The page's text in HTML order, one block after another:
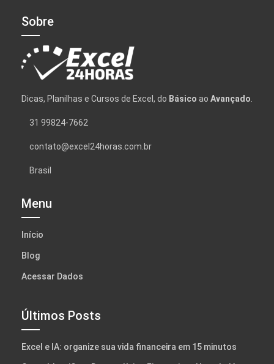
Sobre
Dicas, Planilhas e Cursos de Excel, do Básico ao Avançado.
31 99824-7662
contato@excel24horas.com.br
Brasil
Menu
Início
Blog
Acessar Dados
Últimos Posts
Excel e IA: organize sua vida financeira em 15 minutos